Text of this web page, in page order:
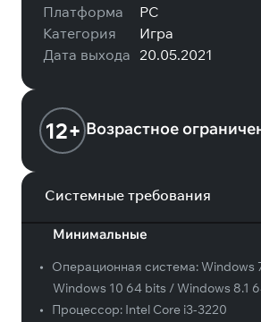
Платформа
PC
Категория
Игра
Дата выхода 20.05.2021
12+ Возрастное
Системные требования
Минимальные
• Операционная система:Windows
Windows 10 64 bits / Windows 8.1
•
Процессор: Intel Core i3-3220